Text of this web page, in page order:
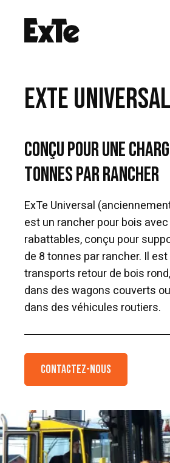
EXTE UNIVERSAL
Conçu pour une
tonnes par rancher
ExTe Universal
est un rancher pour bois
rabattables, conçu pour
de 8 tonnes par rancher. Il
transports retour de bois
dans des wagons couverts
dans des véhicules routiers.
Contactez-nous